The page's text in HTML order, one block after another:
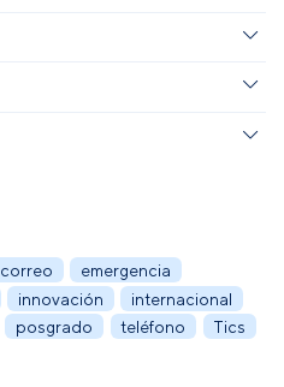
correo
emergencia
innovación
internacional
posgrado teléfono Tics